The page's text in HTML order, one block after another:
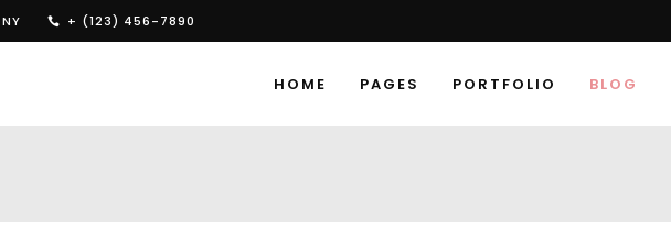
+ (123) 456-7890
HOME PAGES PORTFOLIO BLOG